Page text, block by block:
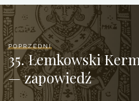
POPRZEDNI
35. Łemkowski
— zapowiedź